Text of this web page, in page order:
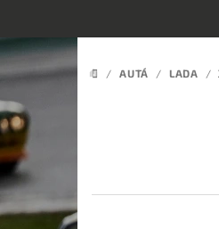
DOMOV
/ AUTÁ / LADA /